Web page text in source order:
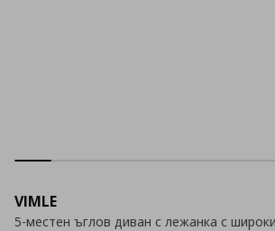
VIMLE
5-местен ъглов диван с лежанка с широки